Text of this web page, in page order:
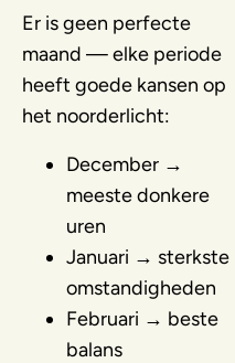
Er is geen perfecte
maand — elke periode
heeft goede kansen op
het noorderlicht:
December →
meeste donkere
uren
Januari → sterkste
omstandigheden
Februari → beste
balans